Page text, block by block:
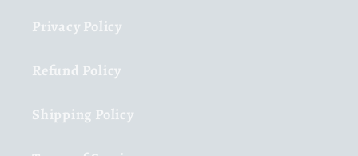
Privacy Policy
Refund Policy
Shipping Policy